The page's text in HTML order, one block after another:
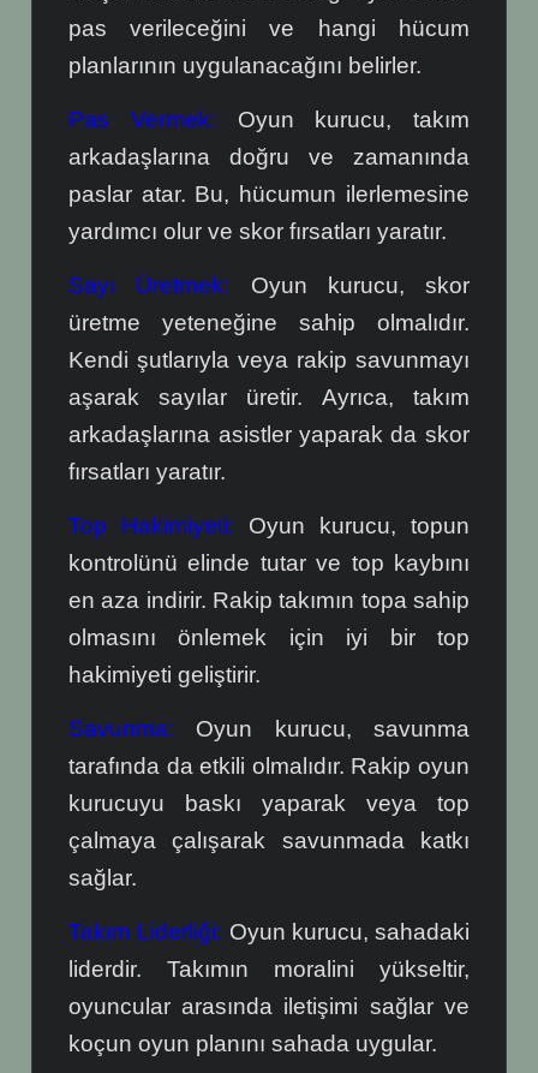
pas verileceğini ve hangi hücum
planlarının uygulanacağını belirler.
Pas Vermek: Oyun kurucu, takım
arkadaşlarına doğru ve zamanında
paslar atar. Bu, hücumun ilerlemesine
yardımcı olur ve skor fırsatları yaratır.
Sayı Üretmek: Oyun kurucu, skor
üretme yeteneğine sahip olmalıdır.
Kendi şutlarıyla veya rakip savunmayı
aşarak sayılar üretir. Ayrıca, takım
arkadaşlarına asistler yaparak da skor
fırsatları yaratır.
Top Hakimiyeti: Oyun kurucu, topun
kontrolünü elinde tutar ve top kaybını
en aza indirir. Rakip takımın topa sahip
olmasını önlemek için iyi bir top
hakimiyeti geliştirir.
Savunma: Oyun kurucu, savunma
tarafında da etkili olmalıdır. Rakip oyun
kurucuyu baskı yaparak veya top
çalmaya çalışarak savunmada katkı
sağlar.
Takım Liderliği: Oyun kurucu, sahadaki
liderdir. Takımın moralini yükseltir,
oyuncular arasında iletişimi sağlar ve
koçun oyun planını sahada uygular.